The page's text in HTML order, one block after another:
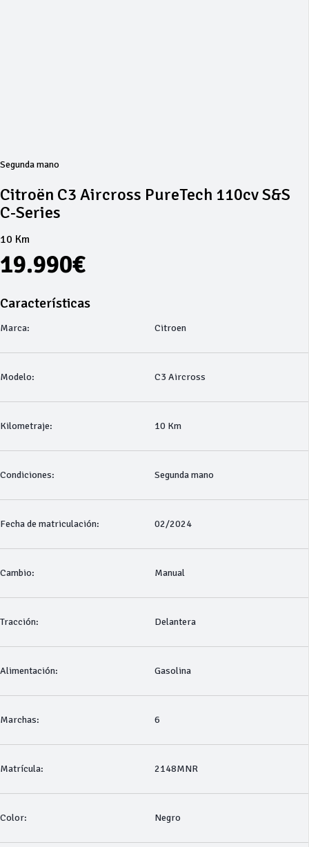
Segunda mano
Citroën C3 Aircross PureTech 110cv S&S
C-Series
10 Km
19.990€
Características
Marca: Citroen
Modelo: C3 Aircross
Kilometraje: 10 Km
Condiciones: Segunda mano
Fecha de matriculación: 02/2024
Cambio: Manual
Tracción: Delantera
Alimentación: Gasolina
Marchas: 6
Matrícula: 2148MNR
Color: Negro